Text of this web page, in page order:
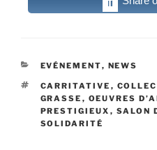
CATÉGORIES
EVÉNEMENT, NEWS
ÉTIQUETTES
CARRITATIVE ,
GRASSE , OEUVRES
PRESTIGIEUX , SALON
SOLIDARITÉ